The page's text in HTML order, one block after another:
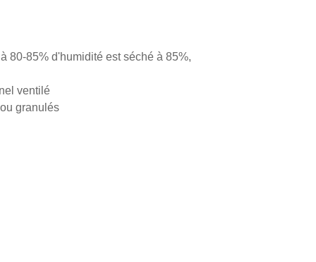
80-85% d'humidité est séché à 85%,
ventilé
granulés